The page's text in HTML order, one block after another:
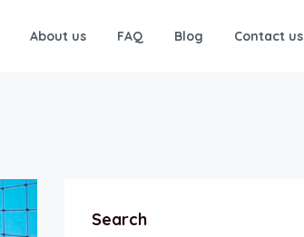
About us FAQ Blog Contact us
Search